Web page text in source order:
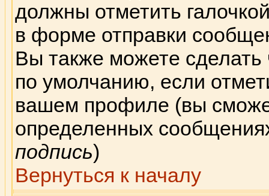
должны отметить
в форме отправки
Вы также можете сделать
по умолчанию, если
вашем профиле (вы
определенных
подпись)
Вернуться к началу